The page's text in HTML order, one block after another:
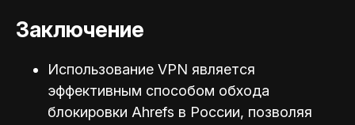
Заключение
Использование VPN является
эффективным способом обхода
блокировки Ahrefs в России, позволяя